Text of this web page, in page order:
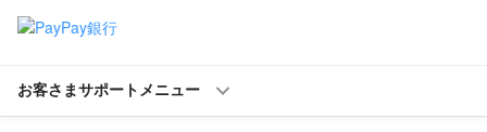
お客さまサポートメニュー